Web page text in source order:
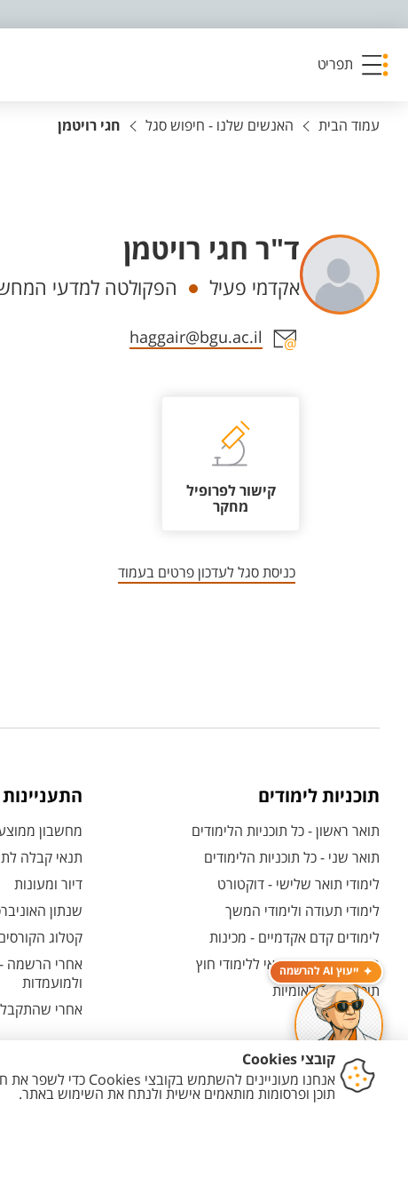
תפריט
ייעוץ AI להרשמה
עמוד הבית האנשים שלנו - חיפוש סגל חגי רויטמן
ד"ר חגי רויטמן
יחידות
אקדמי פעיל הפקולטה למדעי
אזור צור קשר עם איש הסגל
haggair@bgu.ac.il
קישור לפרופיל
מחקר
כניסת סגל לעדכון פרטים בעמוד
תוכניות לימודים
תואר ראשון - כל תוכניות הלימודים
תואר שני - כל תוכניות הלימודים
לימודי תואר שלישי - דוקטורט
לימודי תעודה ולימודי המשך
לימודים קדם אקדמיים - מכינות
המרכז האוניברסיטאי ללימודי חוץ
תוכניות בין-לאומיות
מחשבון
תנאי קבלה
דיור ומעונות
שנתון
קטלוג
אחרי הרשמה -
ולמועמדות
אחרי